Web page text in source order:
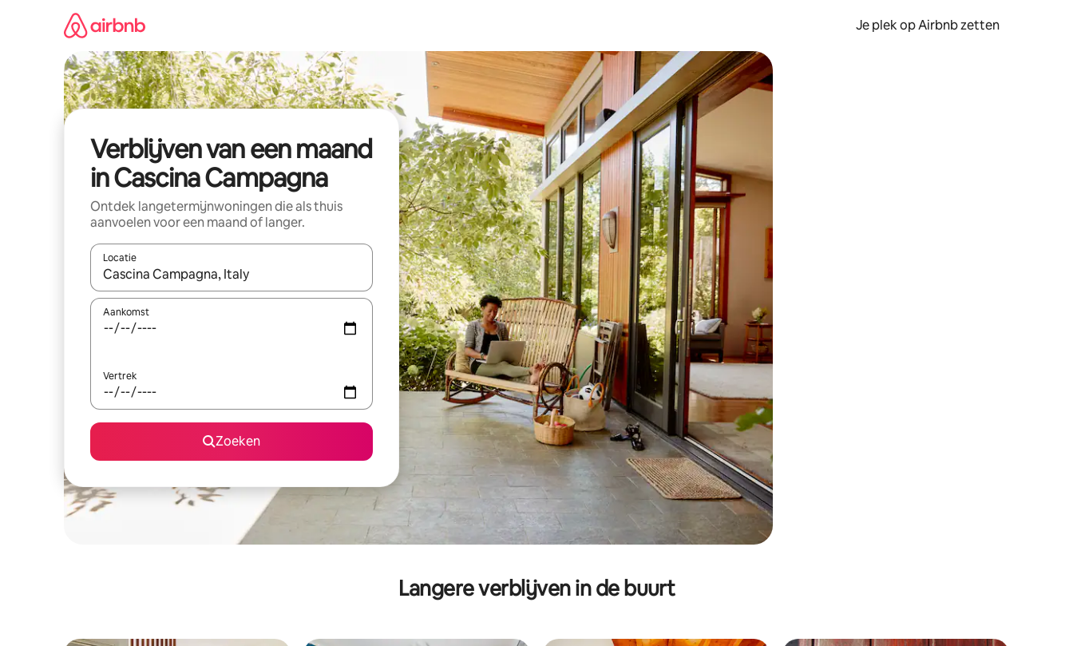
Je plek op Airbnb zetten
Verblijven van een maand
in Cascina Campagna
Ontdek langetermijnwoningen die als thuis
aanvoelen voor een maand of langer.
Locatie
Wanneer er resultaten beschikbaar zijn, maak je een keuze met je de pijltjestoetsen omhoog en omlaag, óf door te tikken of swipen.
Aankomst
Vertrek
Zoeken
Langere verblijven in de buurt